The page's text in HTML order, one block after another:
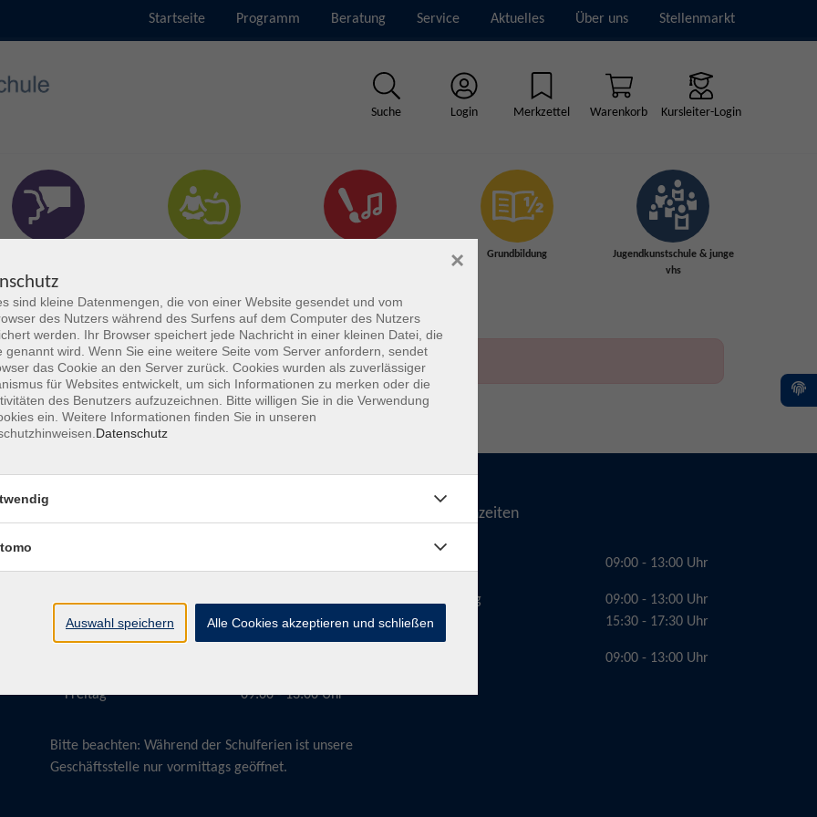
Startseite Programm Beratung Service Aktuelles Über uns Stellenmarkt
Suche Login Merkzettel Warenkorb Kursleiter-Login
Grundbildung
Jugendkunstschule & junge
vhs
Dienstag
Freitag
15:30 - 17:30 Uhr
09:00 - 13:00 Uhr
Bitte beachten: Während der Schulferien ist unsere
Geschäftsstelle nur vormittags geöffnet.
Telefonzeiten
Dienstag
09:00 - 13:00 Uhr
09:00 - 13:00 Uhr
15:30 - 17:30 Uhr
09:00 - 13:00 Uhr
sind kleine Datenmengen, die von einer Website gesendet und vom
des Nutzers während des Surfens auf dem Computer des Nutzers
werden. Ihr Browser speichert jede Nachricht in einer kleinen Datei, die
genannt wird. Wenn Sie eine weitere Seite vom Server anfordern, sendet
das Cookie an den Server zurück. Cookies wurden als zuverlässiger
für Websites entwickelt, um sich Informationen zu merken oder die
des Benutzers aufzuzeichnen. Bitte willigen Sie in die Verwendung
ein. Weitere Informationen finden Sie in unseren
Datenschutz
×
Auswahl speichern Alle Cookies akzeptieren und schließen